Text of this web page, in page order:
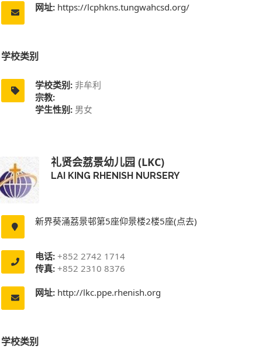
网址: https://lcphkns.tungwahcsd.org/
学校类别
学校类别: 非牟利
宗教:
学生性别: 男女
礼贤会荔景幼儿园 (LKC)
LAI KING RHENISH NURSERY
新界葵涌荔景邨第5座仰景楼2楼5座(点去)
电话: +852 2742 1714
传真: +852 2310 8376
网址: http://lkc.ppe.rhenish.org
学校类别